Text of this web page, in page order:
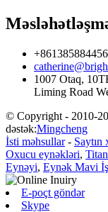
1007 Otaq,
Liming Road
© Copyright - 2010-
dəstək:Mingcheng
İsti məhsullar- Saytın
Oxucu eynəkləri,
Eynəyi, Eynək Mavi
E-poçt göndər
Skype